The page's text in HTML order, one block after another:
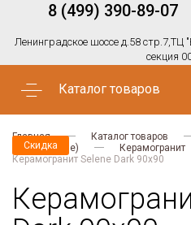
8 (499) 390-89-07
Ленинградское шоссе д.58 стр.7,ТЦ
секция
Каталог товаров
Главная Каталог товаров
SELENE (Dune)
Керамогранит
Керамогранит Selene Dark 90x90
Скидка